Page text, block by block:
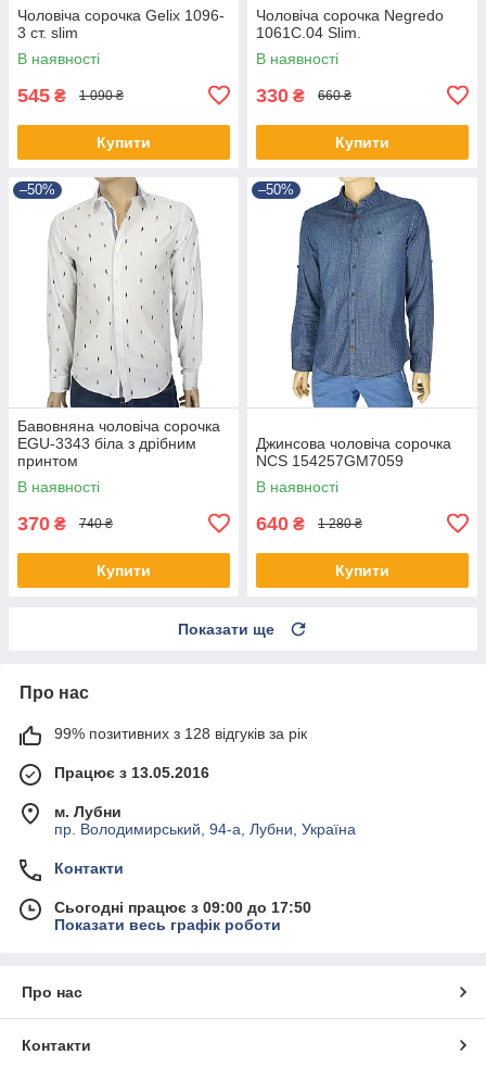
Чоловіча сорочка Gelix 1096-
3 ст. slim
В наявності
545 ₴ 1 090 ₴
Купити
Чоловіча сорочка Negredo
1061С.04 Slim.
В наявності
330 ₴ 660 ₴
Купити
–50%
Бавовняна чоловіча сорочка
EGU-3343 біла з дрібним
принтом
В наявності
370 ₴ 740 ₴
Купити
–50%
Джинсова чоловіча сорочка
NCS 154257GM7059
В наявності
640 ₴ 1 280 ₴
Купити
Показати ще
Про нас
99% позитивних з 128 відгуків за рік
Працює з 13.05.2016
м. Лубни
пр. Володимирський, 94-а, Лубни, Україна
Контакти
Сьогодні працює з 09:00 до 17:50
Показати весь графік роботи
Про нас
Контакти